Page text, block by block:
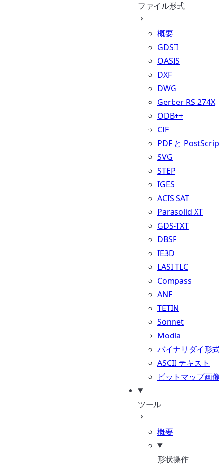
ファイル形式
概要
GDSII
OASIS
DXF
DWG
Gerber RS-274X
ODB++
CIF
PDF と
SVG
STEP
IGES
ACIS SAT
Parasolid XT
GDS-TXT
DBSF
IE3D
LASI TLC
Compass
ANF
TETIN
Sonnet
Modla
バイナリダイ形
ASCII テキスト
ビットマップ画
ツール
概要
形状操作